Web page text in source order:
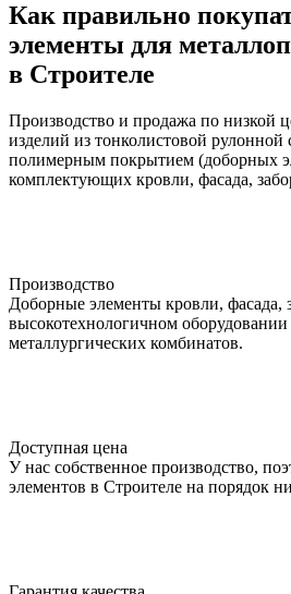
Как правильно
элементы для
в Строителе
Производство и продажа по низкой
изделий из тонколистовой
полимерным покрытием (доборных
комплектующих кровли, фасада,
Производство
Доборные элементы кровли, фасада,
высокотехнологичном
металлургических комбинатов.
Доступная цена
У нас собственное производство,
элементов в Строителе на порядок